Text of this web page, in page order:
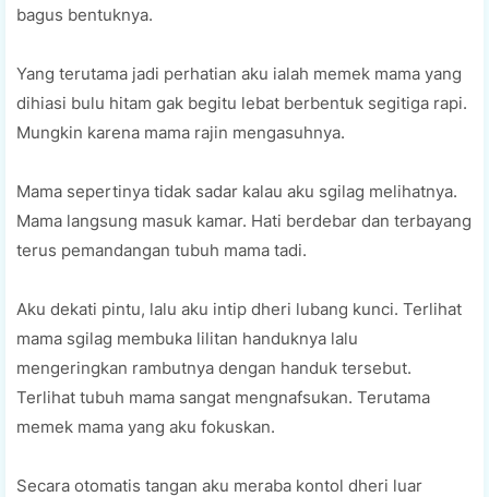
bagus bentuknya.
Yang terutama jadi perhatian aku ialah memek mama yang
dihiasi bulu hitam gak begitu lebat berbentuk segitiga rapi.
Mungkin karena mama rajin mengasuhnya.
Mama sepertinya tidak sadar kalau aku sgilag melihatnya.
Mama langsung masuk kamar. Hati berdebar dan terbayang
terus pemandangan tubuh mama tadi.
Aku dekati pintu, lalu aku intip dheri lubang kunci. Terlihat
mama sgilag membuka lilitan handuknya lalu
mengeringkan rambutnya dengan handuk tersebut.
Terlihat tubuh mama sangat mengnafsukan. Terutama
memek mama yang aku fokuskan.
Secara otomatis tangan aku meraba kontol dheri luar